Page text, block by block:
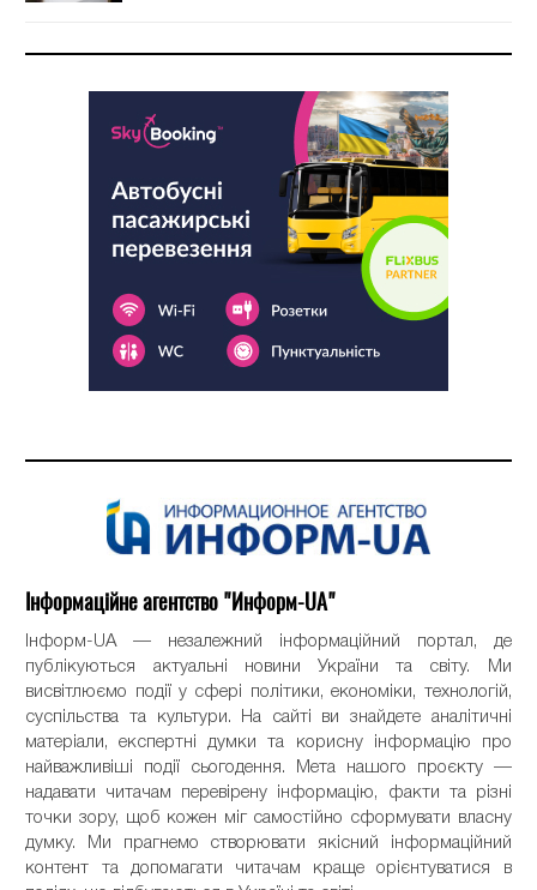
Інформаційне агентство "Информ-UA"
Інформ-UA — незалежний інформаційний портал, де
публікуються актуальні новини України та світу. Ми
висвітлюємо події у сфері політики, економіки, технологій,
суспільства та культури. На сайті ви знайдете аналітичні
матеріали, експертні думки та корисну інформацію про
найважливіші події сьогодення. Мета нашого проєкту —
надавати читачам перевірену інформацію, факти та різні
точки зору, щоб кожен міг самостійно сформувати власну
думку. Ми прагнемо створювати якісний інформаційний
контент та допомагати читачам краще орієнтуватися в